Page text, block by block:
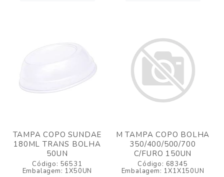
TAMPA COPO SUNDAE
180ML TRANS BOLHA
50UN
Código: 56531
Embalagem: 1X50UN
M TAMPA COPO BOLHA
350/400/500/700
C/FURO 150UN
Código: 68345
Embalagem: 1X1X150UN